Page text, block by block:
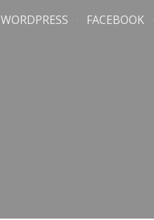
WORDPRESS FACEBOOK